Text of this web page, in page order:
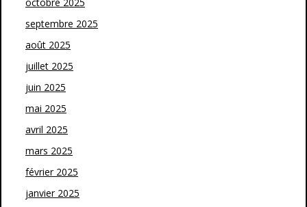
septembre 2025
août 2025
juillet 2025
juin 2025
mai 2025
avril 2025
mars 2025
février 2025
janvier 2025